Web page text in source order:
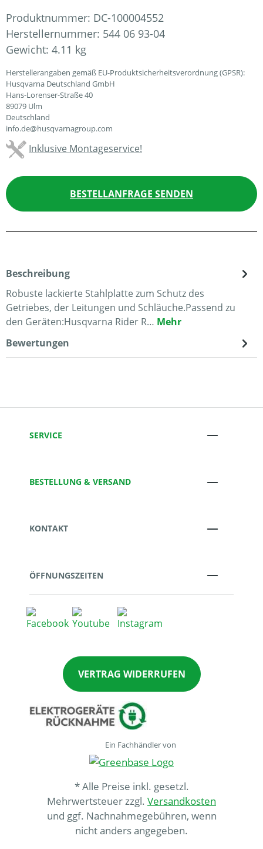
Produktnummer: DC-100004552
Herstellernummer: 544 06 93-04
Gewicht: 4.11 kg
Herstellerangaben gemäß EU-Produktsicherheitsverordnung (GPSR):
Husqvarna Deutschland GmbH
Hans-Lorenser-Straße 40
89079 Ulm
Deutschland
info.de@husqvarnagroup.com
Inklusive Montageservice!
BESTELLANFRAGE SENDEN
Beschreibung
Robuste lackierte Stahlplatte zum Schutz des
Getriebes, der Leitungen und Schläuche.Passend zu
den Geräten:Husqvarna Rider R… Mehr
Bewertungen
SERVICE
BESTELLUNG & VERSAND
KONTAKT
ÖFFNUNGSZEITEN
VERTRAG WIDERRUFEN
Ein Fachhändler von
* Alle Preise inkl. gesetzl.
Mehrwertsteuer zzgl. Versandkosten
und ggf. Nachnahmegebühren, wenn
nicht anders angegeben.